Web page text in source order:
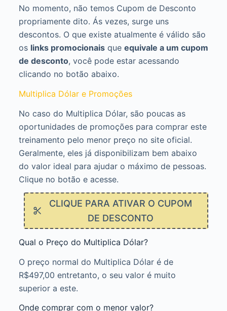
No momento, não temos Cupom de Desconto
propriamente dito. Ás vezes, surge uns
descontos. O que existe atualmente é válido são
os links promocionaisque equivale a um cupom
de desconto, você pode estar acessando
clicando no botão abaixo.
Multiplica Dólar e Promoções
No caso do Multiplica Dólar, são poucas as
oportunidades de promoções para comprar este
treinamento pelo menor preço no site oficial.
Geralmente, eles já disponibilizam bem abaixo
do valor ideal para ajudar o máximo de pessoas.
Clique no botão e acesse.
CLIQUE PARA ATIVAR O CUPOM
DE DESCONTO
Qual o Preço do Multiplica Dólar?
O preço normal do Multiplica Dólar é de
R$497,00 entretanto, o seu valor é muito
superior a este.
Onde comprar com o menor valor?